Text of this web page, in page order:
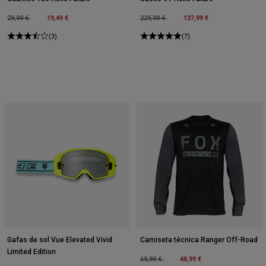
Price reduced from
29,99 €to 19,49 €
(3)
Price reduced from
229,99 €to 137,99 €
(7)
Gafas de sol Vue Elevated Vivid
Limited Edition
Camiseta técnica Ranger Off-Road
Price reduced from
69,99 €to 48,99 €